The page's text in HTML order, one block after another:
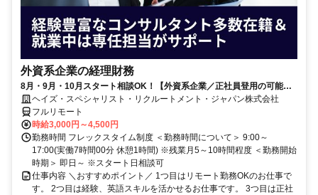
外資系企業の経理財務
8月・9月・10月スタート相談OK！【外資系企業／正社員登用の可能性
大／700万～800万／リモート勤務OK】経理財務
ヘイズ・スペシャリスト・リクルートメント・ジャパン株式会社
フルリモート
時給3,000円～4,500円
勤務時間 フレックスタイム制度 ＜勤務時間について＞ 9:00～
17:00(実働7時間00分 休憩1時間) ※残業月5～10時間程度 ＜勤務開始
時期＞ 即日～ ※スタート日相談可
仕事内容 ＼おすすめポイント／ 1つ目はリモート勤務OKのお仕事で
す。 2つ目は経験、英語スキルを活かせるお仕事です。 3つ目は正社